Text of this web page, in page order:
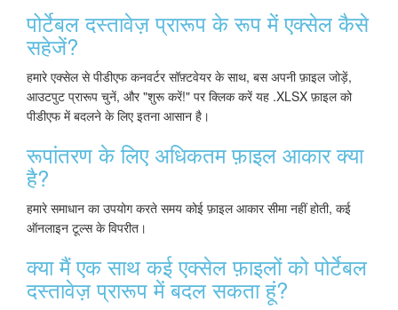
पोर्टेबल दस्तावेज़ प्रारूप के रूप में एक्सेल कैसे
सहेजें?
हमारे एक्सेल से पीडीएफ कनवर्टर सॉफ़्टवेयर के साथ, बस अपनी फ़ाइल जोड़ें,
आउटपुट प्रारूप चुनें, और "शुरू करें!" पर क्लिक करें यह .XLSX फ़ाइल को
पीडीएफ में बदलने के लिए इतना आसान है।
रूपांतरण के लिए अधिकतम फ़ाइल आकार क्या
है?
हमारे समाधान का उपयोग करते समय कोई फ़ाइल आकार सीमा नहीं होती, कई
ऑनलाइन टूल्स के विपरीत।
क्या मैं एक साथ कई एक्सेल फ़ाइलों को पोर्टेबल
दस्तावेज़ प्रारूप में बदल सकता हूं?